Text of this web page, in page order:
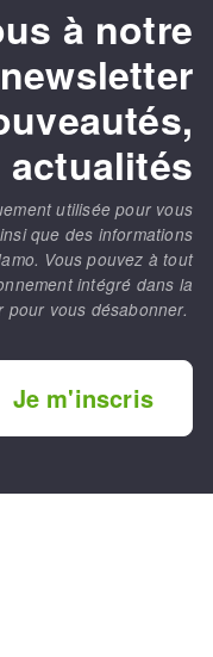
à notre
newsletter
actualités
utilisée pour vous
que des informations
Vous pouvez à tout
intégré dans la
pour vous désabonner.
Je m'inscris